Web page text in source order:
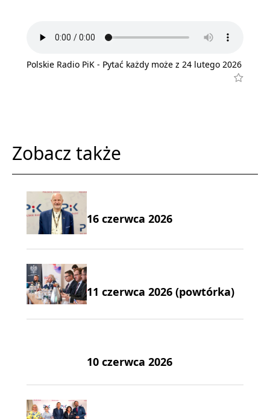
Polskie Radio PiK - Pytać każdy może z 24 lutego 2026
Zobacz także
16 czerwca 2026
11 czerwca 2026 (powtórka)
10 czerwca 2026